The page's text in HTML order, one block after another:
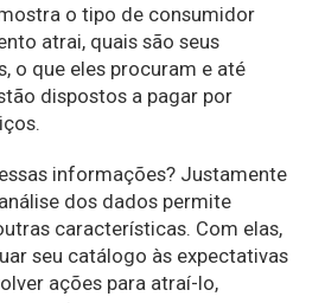
o tipo de consumidor
atrai, quais são seus
o que eles procuram e até
dispostos a pagar por
informações? Justamente
dos dados permite
características. Com elas,
seu catálogo às expectativas
ações para atraí-lo,